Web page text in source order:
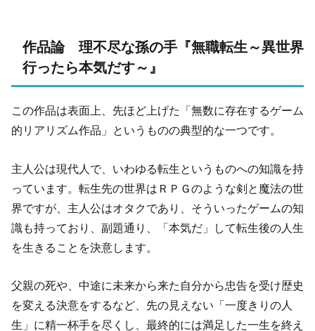
作品論 理不尽な孫の手『無職転生～異世界
行ったら本気だす～』
この作品は表面上、先ほど上げた「無数に存在するゲーム
的リアリズム作品」というものの典型的な一つです。
主人公は現代人で、いわゆる転生というものへの知識を持
っています。転生先の世界はＲＰＧのような剣と魔法の世
界ですが、主人公はオタクであり、そういったゲームの知
識も持っており、副題通り、「本気だ」して転生後の人生
を生きることを決意します。
父親の死や、中途に未来から来た自分から忠告を受け歴史
を変える決意をするなど、先の見えない「一度きりの人
生」に精一杯手を尽くし、最終的には満足した一生を終え